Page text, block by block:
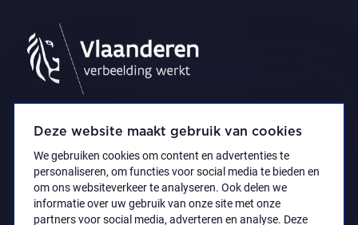
Deze website maakt gebruik van cookies
We gebruiken cookies om content en advertenties te
personaliseren, om functies voor social media te bieden en
om ons websiteverkeer te analyseren. Ook delen we
informatie over uw gebruik van onze site met onze
partners voor social media, adverteren en analyse. Deze